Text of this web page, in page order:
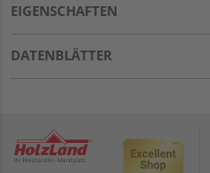
EIGENSCHAFTEN
DATENBLÄTTER